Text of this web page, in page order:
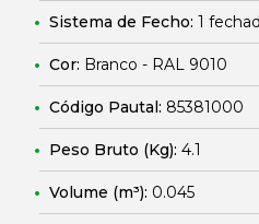
Sistema de Fecho: 1
Cor: Branco - RAL 9010
Código Pautal: 85381000
Peso Bruto (Kg): 4.1
Volume (m³): 0.045